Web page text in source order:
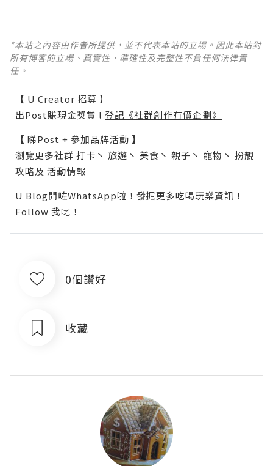
*本站之內容由作者所提供，並不代表本站的立場。因此本站對
所有博客的立場、真實性、準確性及完整性不負任何法律責
任。
【 U Creator 招募 】
出Post賺現金獎賞 l 登記《社群創作有價企劃》
【 睇Post + 參加品牌活動 】
瀏覽更多社群 打卡 丶 旅遊 丶 美食 丶 親子 丶 寵物 丶 扮靚
攻略及 活動情報
U Blog開咗WhatsApp啦！發掘更多吃喝玩樂資訊！
Follow 我哋 ！
0個讚好
收藏